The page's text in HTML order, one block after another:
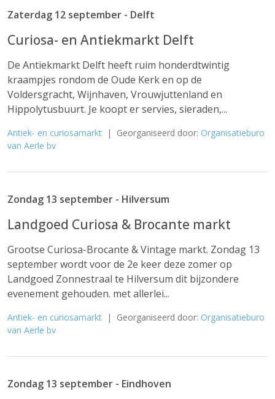
Zaterdag 12 september - Delft
Curiosa- en Antiekmarkt Delft
De Antiekmarkt Delft heeft ruim honderdtwintig
kraampjes rondom de Oude Kerk en op de
Voldersgracht, Wijnhaven, Vrouwjuttenland en
Hippolytusbuurt. Je koopt er servies, sieraden,...
Antiek- en curiosamarkt | Georganiseerd door: Organisatieburo
van Aerle bv
Zondag 13 september - Hilversum
Landgoed Curiosa & Brocante markt
Grootse Curiosa-Brocante & Vintage markt. Zondag 13
september wordt voor de 2e keer deze zomer op
Landgoed Zonnestraal te Hilversum dit bijzondere
evenement gehouden. met allerlei...
Antiek- en curiosamarkt | Georganiseerd door: Organisatieburo
van Aerle bv
Zondag 13 september - Eindhoven